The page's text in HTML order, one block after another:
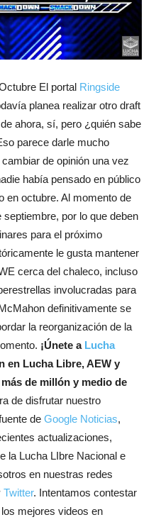
El portal Ringside
planea realizar otro draft
ahora, sí, pero ¿quién sabe
parece darle mucho
de opinión una vez
había pensado en público
en octubre. Al momento de
por lo que deben
para el próximo
le gusta mantener
cerca del chaleco, incluso
involucradas para
definitivamente se
la reorganización de la
¡Únete a Lucha
en Lucha Libre, AEW y
de millón y medio de
de disfrutar nuestro
de Google Noticias,
actualizaciones,
la Lucha LIbre Nacional e
en nuestras redes
Twitter. Intentamos contestar
mejores videos en